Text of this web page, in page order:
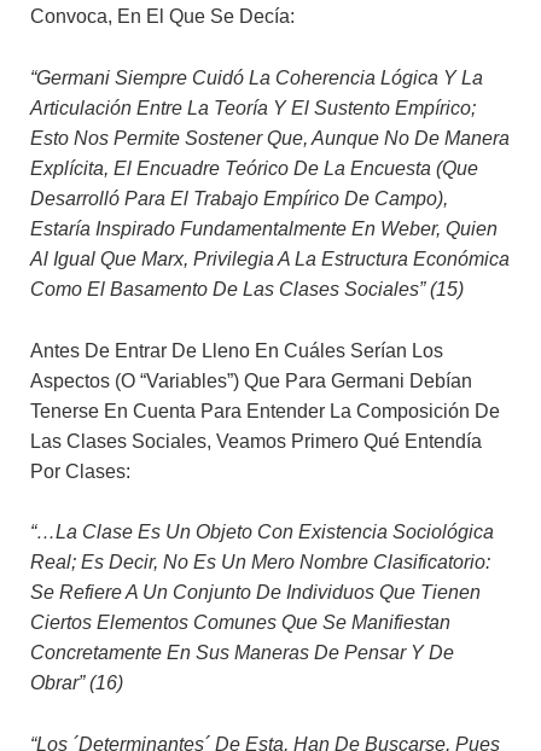
Convoca, En El Que Se Decía:
“Germani Siempre Cuidó La Coherencia Lógica Y La
Articulación Entre La Teoría Y El Sustento Empírico;
Esto Nos Permite Sostener Que, Aunque No De Manera
Explícita, El Encuadre Teórico De La Encuesta (que
Desarrolló Para El Trabajo Empírico De Campo),
Estaría Inspirado Fundamentalmente En Weber, Quien
Al Igual Que Marx, Privilegia A La Estructura Económica
Como El Basamento De Las Clases Sociales” (15)
Antes De Entrar De Lleno En Cuáles Serían Los
Aspectos (o “variables”) Que Para Germani Debían
Tenerse En Cuenta Para Entender La Composición De
Las Clases Sociales, Veamos Primero Qué Entendía
Por Clases:
“…la Clase Es Un Objeto Con Existencia Sociológica
Real; Es Decir, No Es Un Mero Nombre Clasificatorio:
Se Refiere A Un Conjunto De Individuos Que Tienen
Ciertos Elementos Comunes Que Se Manifiestan
Concretamente En Sus Maneras De Pensar Y De
Obrar” (16)
“Los ´determinantes´ De Esta, Han De Buscarse, Pues